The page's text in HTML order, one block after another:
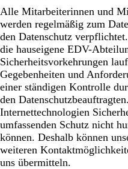
Alle Mitarbeiterinnen und
werden regelmäßig zum
den Datenschutz
die hauseigene EDV-
Sicherheitsvorkehrungen
Gegebenheiten und
einer ständigen Kontrolle
den
Internettechnologien
umfassenden Schutz nicht
können. Deshalb können
weiteren
uns übermitteln.